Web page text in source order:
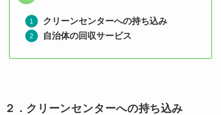
クリーンセンターへの持ち込み
自治体の回収サービス
２．クリーンセンターへの持ち込み